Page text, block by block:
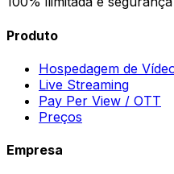
Produto
Hospedagem de
Live Streaming
Pay Per View / OTT
Preços
Empresa